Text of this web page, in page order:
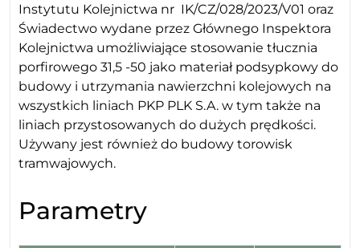
Instytutu Kolejnictwa nr IK/CZ/028/2023/V01 oraz
Świadectwo wydane przez Głównego Inspektora
Kolejnictwa umożliwiające stosowanie tłucznia
porfirowego 31,5 -50 jako materiał podsypkowy do
budowy i utrzymania nawierzchni kolejowych na
wszystkich liniach PKP PLK S.A. w tym także na
liniach przystosowanych do dużych prędkości.
Używany jest również do budowy torowisk
tramwajowych.
Parametry